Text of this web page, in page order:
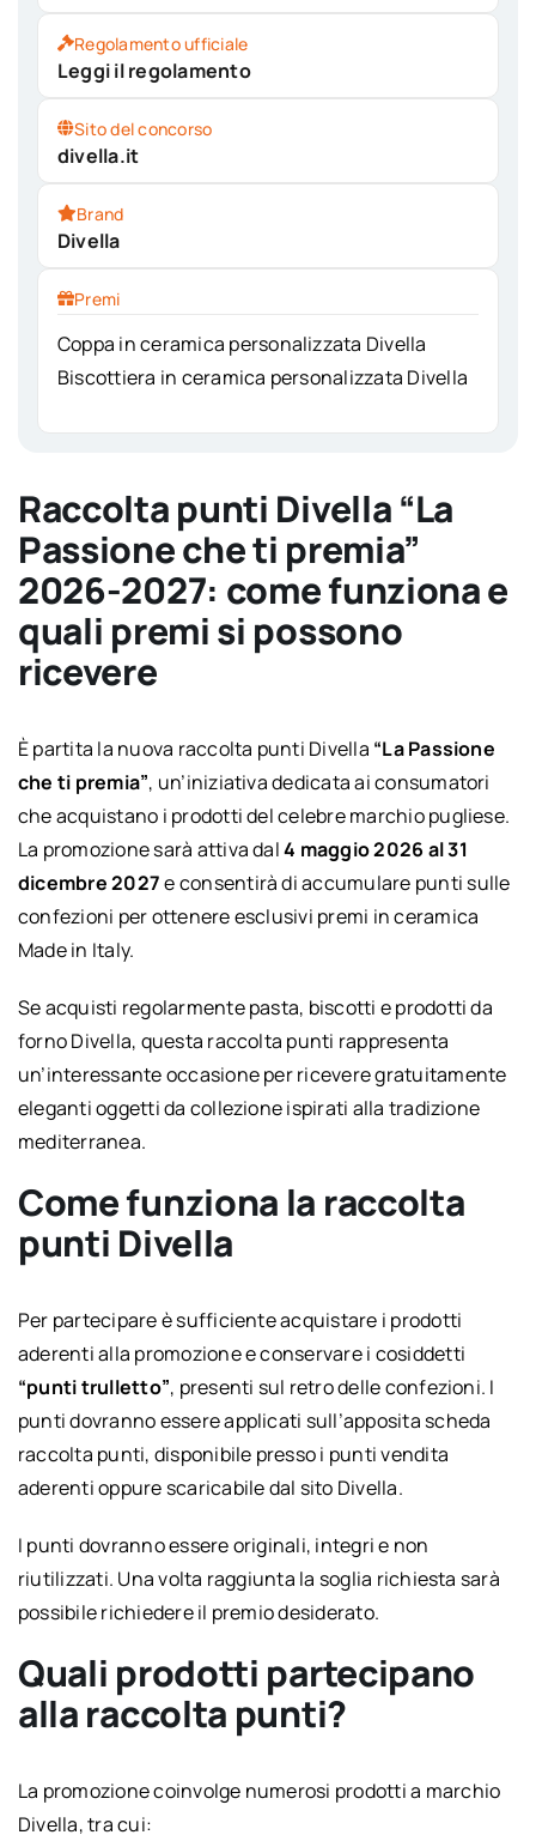
Regolamento ufficiale
Leggi il regolamento
Sito del concorso
divella.it
Brand
Divella
Premi
Coppa in ceramica personalizzata Divella
Biscottiera in ceramica personalizzata Divella
Raccolta punti Divella “La
Passione che ti premia”
2026-2027: come funziona e
quali premi si possono
ricevere
È partita la nuova raccolta punti Divella “La Passione
che ti premia”, un’iniziativa dedicata ai consumatori
che acquistano i prodotti del celebre marchio pugliese.
La promozione sarà attiva dal4 maggio 2026 al 31
dicembre 2027e consentirà di accumulare punti sulle
confezioni per ottenere esclusivi premi in ceramica
Made in Italy.
Se acquisti regolarmente pasta, biscotti e prodotti da
forno Divella, questa raccolta punti rappresenta
un’interessante occasione per ricevere gratuitamente
eleganti oggetti da collezione ispirati alla tradizione
mediterranea.
Come funziona la raccolta
punti Divella
Per partecipare è sufficiente acquistare i prodotti
aderenti alla promozione e conservare i cosiddetti
“punti trulletto”, presenti sul retro delle confezioni. I
punti dovranno essere applicati sull’apposita scheda
raccolta punti, disponibile presso i punti vendita
aderenti oppure scaricabile dal sito Divella.
I punti dovranno essere originali, integri e non
riutilizzati. Una volta raggiunta la soglia richiesta sarà
possibile richiedere il premio desiderato.
Quali prodotti partecipano
alla raccolta punti?
La promozione coinvolge numerosi prodotti a marchio
Divella, tra cui: